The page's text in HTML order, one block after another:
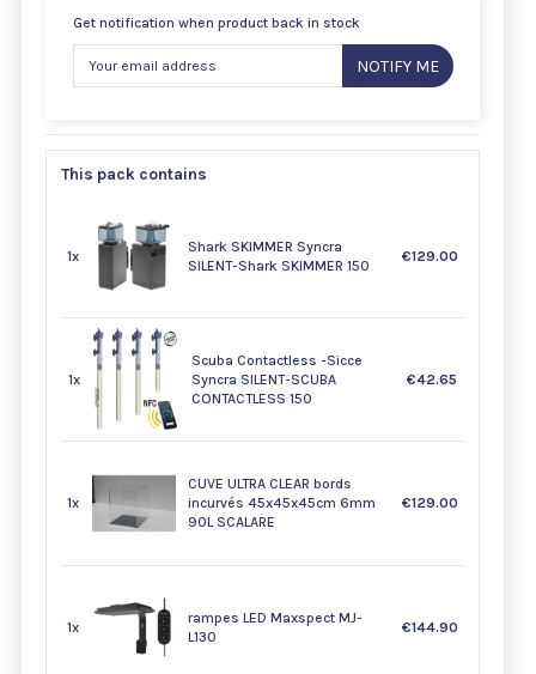
Get notification when product back in stock
NOTIFY ME
This pack contains
1x
Shark SKIMMER Syncra
SILENT-Shark SKIMMER 150
€129.00
1x
Scuba Contactless -Sicce
Syncra SILENT-SCUBA
CONTACTLESS 150
€42.65
1x
CUVE ULTRA CLEAR bords
incurvés 45x45x45cm 6mm
90L SCALARE
€129.00
1x
rampes LED Maxspect MJ-
L130
€144.90